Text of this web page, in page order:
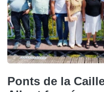
Ponts de la